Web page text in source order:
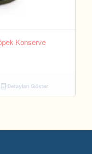
Konserve
Detayları Göster